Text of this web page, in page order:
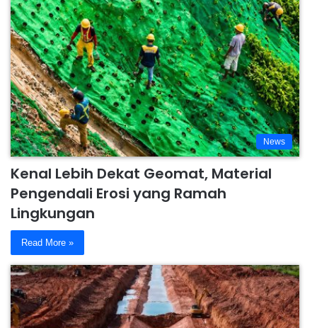
News
Kenal Lebih Dekat Geomat, Material
Pengendali Erosi yang Ramah
Lingkungan
Read More »